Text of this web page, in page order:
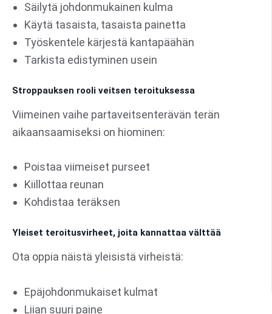
Säilytä johdonmukainen kulma
Käytä tasaista, tasaista painetta
Työskentele kärjestä kantapäähän
Tarkista edistyminen usein
Stroppauksen rooli veitsen teroituksessa
Viimeinen vaihe partaveitsenterävän terän
aikaansaamiseksi on hiominen:
Poistaa viimeiset purseet
Kiillottaa reunan
Kohdistaa teräksen
Yleiset teroitusvirheet, joita kannattaa välttää
Ota oppia näistä yleisistä virheistä:
Epäjohdonmukaiset kulmat
Liian suuri paine